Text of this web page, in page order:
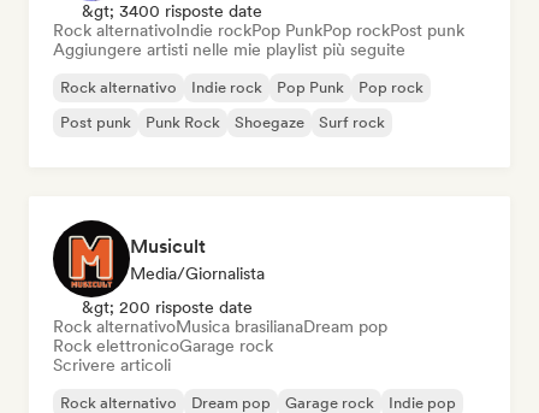
&gt; 3400 risposte date
Rock alternativoIndie rockPop PunkPop rockPost punk
Aggiungere artisti nelle mie playlist più seguite
Rock alternativo Indie rock Pop Punk
Pop rock
Post punk
Punk Rock Shoegaze Surf rock
Musicult
Media/Giornalista
&gt; 200 risposte date
Rock alternativoMusica brasilianaDream pop
Rock elettronicoGarage rock
Scrivere articoli
Rock alternativo Dream pop Garage rock
Indie pop